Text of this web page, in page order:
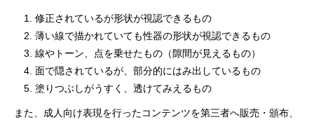
修正されているが形状が視認できるもの
薄い線で描かれていても性器の形状が視認できるもの
線やトーン、点を乗せたもの（隙間が見えるもの）
面で隠されているが、部分的にはみ出しているもの
塗りつぶしがうすく、透けてみえるもの
また、成人向け表現を行ったコンテンツを第三者へ販売・頒布、